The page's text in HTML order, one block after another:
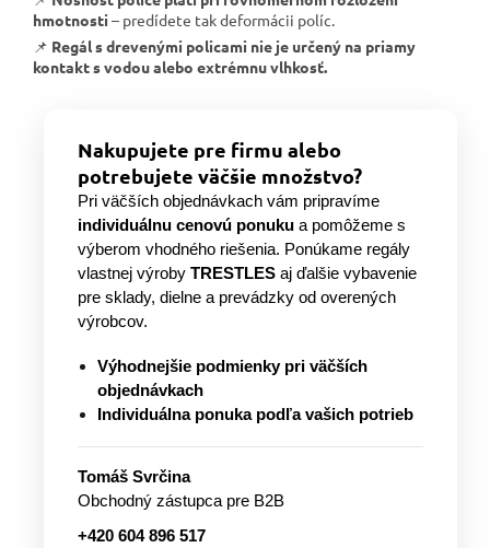
hmotnosti – predídete tak deformácii políc.
📌 Regál s drevenými policami nie je určený na priamy
kontakt s vodou alebo extrémnu vlhkosť.
Nakupujete pre firmu alebo
potrebujete väčšie množstvo?
Pri väčších objednávkach vám pripravíme
individuálnu cenovú ponuku a pomôžeme s
výberom vhodného riešenia. Ponúkame regály
vlastnej výroby TRESTLES aj ďalšie vybavenie
pre sklady, dielne a prevádzky od overených
výrobcov.
Výhodnejšie podmienky pri väčších
objednávkach
Individuálna ponuka podľa vašich potrieb
Tomáš Svrčina
Obchodný zástupca pre B2B
+420 604 896 517